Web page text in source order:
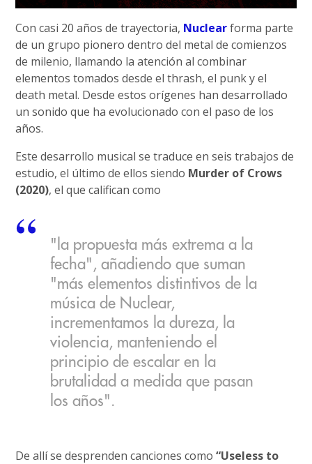
Con casi 20 años de trayectoria, Nuclearforma parte
de un grupo pionero dentro del metal de comienzos
de milenio, llamando la atención al combinar
elementos tomados desde el thrash, el punk y el
death metal. Desde estos orígenes han desarrollado
un sonido que ha evolucionado con el paso de los
años.
Este desarrollo musical se traduce en seis trabajos de
estudio, el último de ellos siendo Murder of Crows
(2020), el que califican como
"la propuesta más extrema a la
fecha", añadiendo que suman
"más elementos distintivos de la
música de Nuclear,
incrementamos la dureza, la
violencia, manteniendo el
principio de escalar en la
brutalidad a medida que pasan
los años".
De allí se desprenden canciones como“Useless to